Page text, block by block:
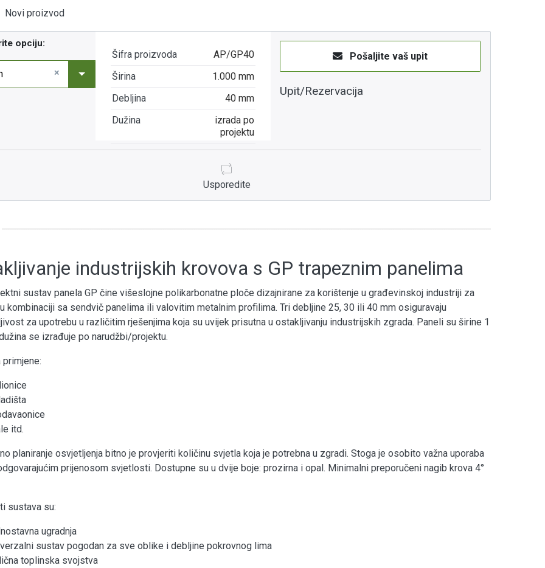
Novi proizvod
opciju:
×
Šifra proizvoda
AP/GP40
Širina
1.000 mm
Debljina
40 mm
Dužina
izrada po
projektu
Pošaljite vaš upit
Upit/Rezervacija
Usporedite
industrijskih krovova s GP trapeznim panelima
sustav panela GP čine višeslojne polikarbonatne ploče dizajnirane za korištenje u građevinskoj industriji za
kombinaciji sa sendvič panelima ili valovitim metalnim profilima. Tri debljine 25, 30 ili 40 mm osiguravaju
za upotrebu u različitim rješenjima koja su uvijek prisutna u ostakljivanju industrijskih zgrada. Paneli su širine 1
se izrađuje po narudžbi/projektu.
primjene:
itd.
planiranje osvjetljenja bitno je provjeriti količinu svjetla koja je potrebna u zgradi. Stoga je osobito važna uporaba
prijenosom svjetlosti. Dostupne su u dvije boje: prozirna i opal. Minimalni preporučeni nagib krova 4°
sustava su:
ugradnja
sustav pogodan za sve oblike i debljine pokrovnog lima
toplinska svojstva